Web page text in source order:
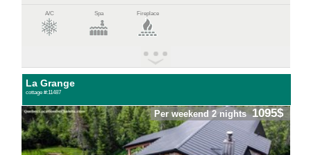
A/C Spa Fireplace
La Grange
cottage #:11487
Per weekend 2 nights 1095$